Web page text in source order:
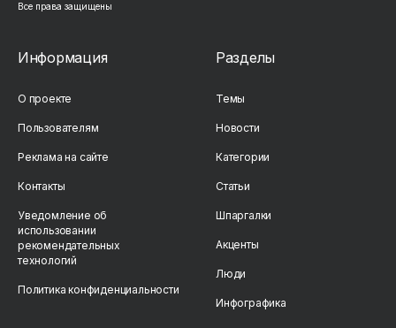
Все права защищены
Информация
О проекте
Пользователям
Реклама на сайте
Контакты
Уведомление об
использовании
рекомендательных
технологий
Политика конфиденциальности
Разделы
Темы
Новости
Категории
Статьи
Шпаргалки
Акценты
Люди
Инфографика